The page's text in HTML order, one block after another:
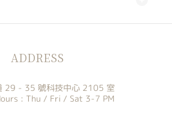
ADDRESS
29 - 35 號科技中心 2105 室
: Thu / Fri / Sat 3-7 PM